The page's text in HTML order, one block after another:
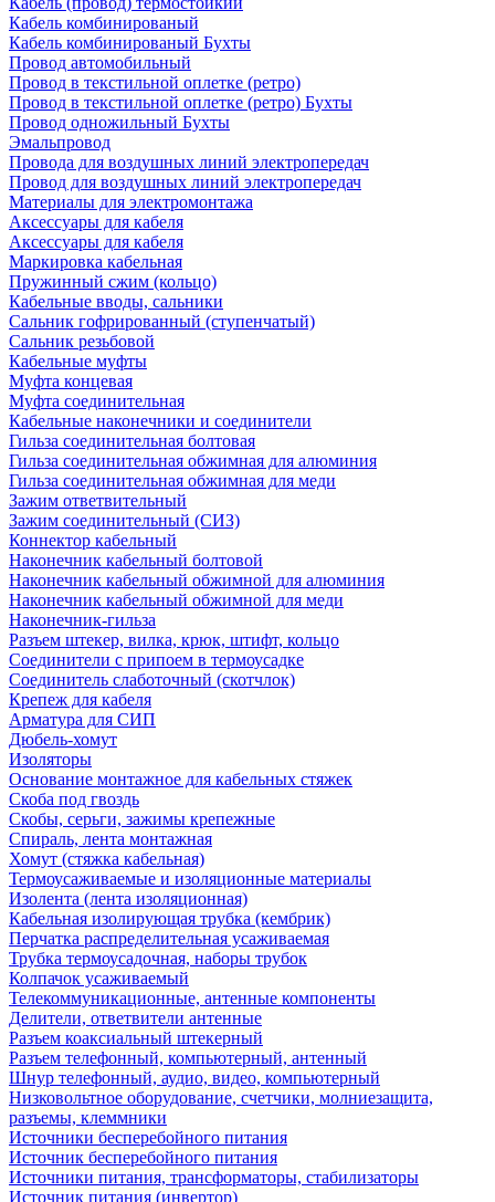
Кабель комбинированый
Кабель комбинированый Бухты
Провод автомобильный
Провод в текстильной оплетке (ретро)
Провод в текстильной оплетке (ретро) Бухты
Провод одножильный Бухты
Эмальпровод
Провода для воздушных линий электропередач
Провод для воздушных линий электропередач
Материалы для электромонтажа
Аксессуары для кабеля
Аксессуары для кабеля
Маркировка кабельная
Пружинный сжим (кольцо)
Кабельные вводы, сальники
Сальник гофрированный (ступенчатый)
Сальник резьбовой
Кабельные муфты
Муфта концевая
Муфта соединительная
Кабельные наконечники и соединители
Гильза соединительная болтовая
Гильза соединительная обжимная для алюминия
Гильза соединительная обжимная для меди
Зажим ответвительный
Зажим соединительный (СИЗ)
Коннектор кабельный
Наконечник кабельный болтовой
Наконечник кабельный обжимной для алюминия
Наконечник кабельный обжимной для меди
Наконечник-гильза
Разъем штекер, вилка, крюк, штифт, кольцо
Соединители с припоем в термоусадке
Соединитель слаботочный (скотчлок)
Крепеж для кабеля
Арматура для СИП
Дюбель-хомут
Изоляторы
Основание монтажное для кабельных стяжек
Скоба под гвоздь
Скобы, серьги, зажимы крепежные
Спираль, лента монтажная
Хомут (стяжка кабельная)
Термоусаживаемые и изоляционные материалы
Изолента (лента изоляционная)
Кабельная изолирующая трубка (кембрик)
Перчатка распределительная усаживаемая
Трубка термоусадочная, наборы трубок
Колпачок усаживаемый
Телекоммуникационные, антенные компоненты
Делители, ответвители антенные
Разъем коаксиальный штекерный
Разъем телефонный, компьютерный, антенный
Шнур телефонный, аудио, видео, компьютерный
Низковольтное оборудование, счетчики, молниезащита,
разъемы, клеммники
Источники бесперебойного питания
Источник бесперебойного питания
Источники питания, трансформаторы, стабилизаторы
Источник питания (инвертор)